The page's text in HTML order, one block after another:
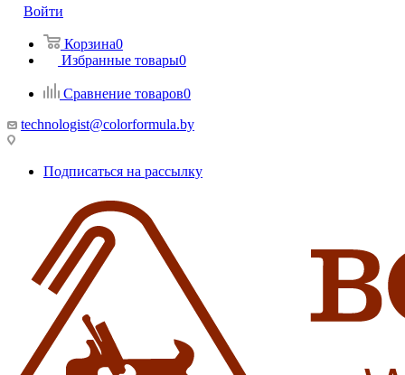
Войти
Корзина0
Избранные товары0
Сравнение товаров0
technologist@colorformula.by
Подписаться на рассылку